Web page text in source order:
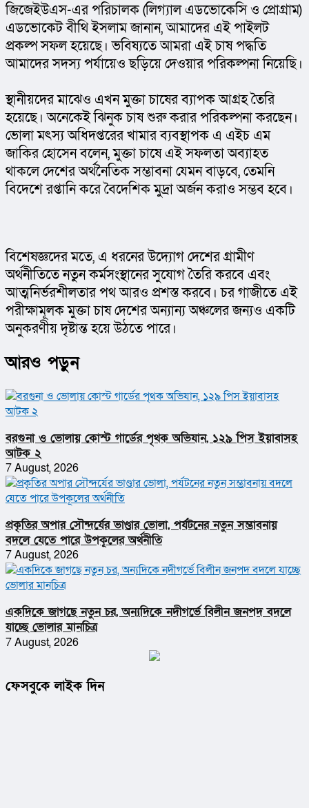
জিজেইউএস-এর পরিচালক (লিগ্যাল এডভোকেসি ও প্রোগ্রাম)
এডভোকেট বীথি ইসলাম জানান, আমাদের এই পাইলট
প্রকল্প সফল হয়েছে। ভবিষ্যতে আমরা এই চাষ পদ্ধতি
আমাদের সদস্য পর্যায়েও ছড়িয়ে দেওয়ার পরিকল্পনা নিয়েছি।
স্থানীয়দের মাঝেও এখন মুক্তা চাষের ব্যাপক আগ্রহ তৈরি
হয়েছে। অনেকেই ঝিনুক চাষ শুরু করার পরিকল্পনা করছেন।
ভোলা মৎস্য অধিদপ্তরের খামার ব্যবস্থাপক এ এইচ এম
জাকির হোসেন বলেন, মুক্তা চাষে এই সফলতা অব্যাহত
থাকলে দেশের অর্থনৈতিক সম্ভাবনা যেমন বাড়বে, তেমনি
বিদেশে রপ্তানি করে বৈদেশিক মুদ্রা অর্জন করাও সম্ভব হবে।
বিশেষজ্ঞদের মতে, এ ধরনের উদ্যোগ দেশের গ্রামীণ
অর্থনীতিতে নতুন কর্মসংস্থানের সুযোগ তৈরি করবে এবং
আত্মনির্ভরশীলতার পথ আরও প্রশস্ত করবে। চর গাজীতে এই
পরীক্ষামূলক মুক্তা চাষ দেশের অন্যান্য অঞ্চলের জন্যও একটি
অনুকরণীয় দৃষ্টান্ত হয়ে উঠতে পারে।
আরও পড়ুন
বরগুনা ও ভোলায় কোস্ট গার্ডের পৃথক অভিযান, ১২৯ পিস ইয়াবাসহ
আটক ২
7 August, 2026
প্রকৃতির অপার সৌন্দর্যের ভাণ্ডার ভোলা, পর্যটনের নতুন সম্ভাবনায়
বদলে যেতে পারে উপকূলের অর্থনীতি
7 August, 2026
একদিকে জাগছে নতুন চর, অন্যদিকে নদীগর্ভে বিলীন জনপদ বদলে
যাচ্ছে ভোলার মানচিত্র
7 August, 2026
ফেসবুকে লাইক দিন